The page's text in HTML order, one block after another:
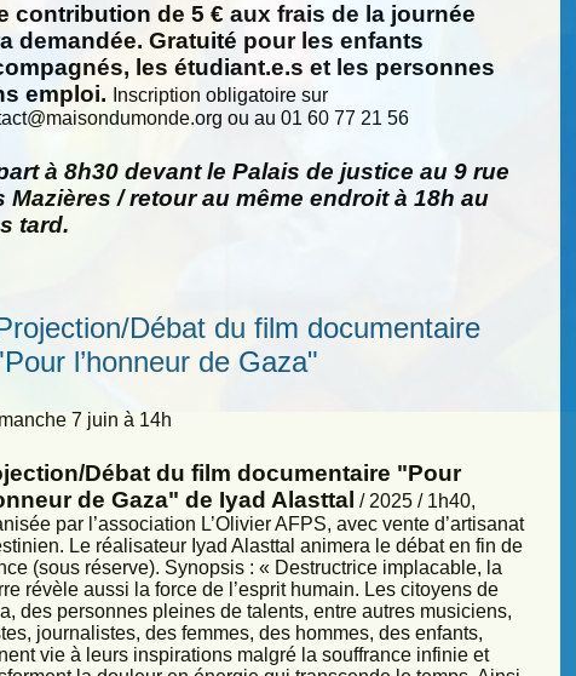
contribution de 5 € aux frais de la journée
demandée. Gratuité pour les enfants
les étudiant.e.s et les personnes
emploi.
Inscription obligatoire sur
@maisondumonde.org ou au 01 60 77 21 56
à 8h30 devant le Palais de justice au 9 rue
Mazières / retour au même endroit à 18h au
tard.
Débat du film documentaire
l’honneur de Gaza"
7 juin à 14h
Débat du film documentaire "Pour
de Gaza" de Iyad Alasttal / 2025 / 1h40,
par l’association L’Olivier AFPS, avec vente d’artisanat
Le réalisateur Iyad Alasttal animera le débat en fin de
(sous réserve). Synopsis : « Destructrice implacable, la
révèle aussi la force de l’esprit humain. Les citoyens de
des personnes pleines de talents, entre autres musiciens,
journalistes, des femmes, des hommes, des enfants,
vie à leurs inspirations malgré la souffrance infinie et